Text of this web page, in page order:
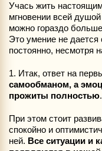
Учась жить
мгновении всей
можно гораздо
Это умение не дается
постоянно, несмотря
1. Итак, ответ на
самообманом, а
прожиты полностью.
При этом стоит
спокойно и
ней. Все ситуации и